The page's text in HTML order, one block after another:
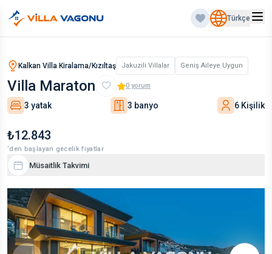
Türkçe
Kalkan Villa Kiralama/Kızıltaş Jakuzili Villalar Geniş Aileye Uygun
Villa Maraton 0 yorum
3 yatak 3 banyo 6 Kişilik
₺12.843
‘den başlayan gecelik fiyatlar
Müsaitlik Takvimi